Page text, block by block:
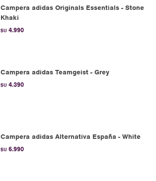
Campera adidas Originals Essentials - Stone
Khaki
$U 4.990
Campera adidas Teamgeist - Grey
$U 4.390
Campera adidas Alternativa España - White
$U 6.990